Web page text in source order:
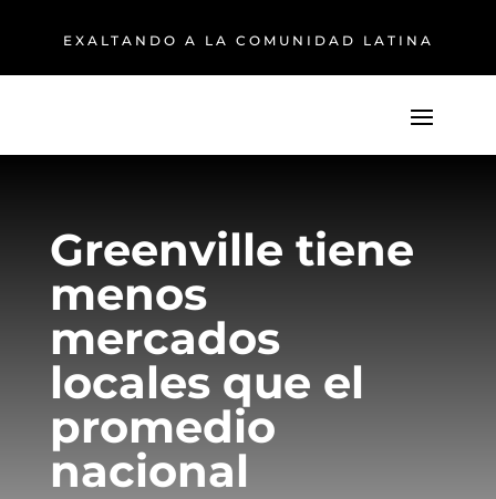
EXALTANDO A LA COMUNIDAD LATINA
Greenville tiene
menos
mercados
locales que el
promedio
nacional